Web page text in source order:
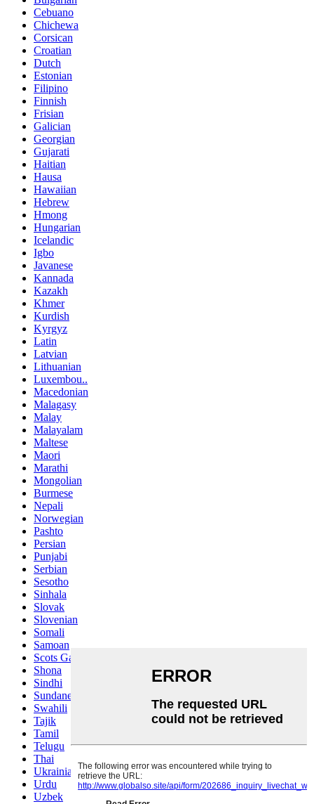
Cebuano
Chichewa
Corsican
Croatian
Dutch
Estonian
Filipino
Finnish
Frisian
Galician
Georgian
Gujarati
Haitian
Hausa
Hawaiian
Hebrew
Hmong
Hungarian
Icelandic
Igbo
Javanese
Kannada
Kazakh
Khmer
Kurdish
Kyrgyz
Latin
Latvian
Lithuanian
Luxembou..
Macedonian
Malagasy
Malay
Malayalam
Maltese
Maori
Marathi
Mongolian
Burmese
Nepali
Norwegian
Pashto
Persian
Punjabi
Serbian
Sesotho
Sinhala
Slovak
Slovenian
Somali
Samoan
Scots Gaelic
Shona
Sindhi
Sundanese
Swahili
Tajik
Tamil
Telugu
Thai
Ukrainian
Urdu
Uzbek